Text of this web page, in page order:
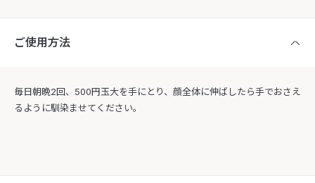
ご使用方法
毎日朝晩2回、500円玉大を手にとり、顔全体に伸ばしたら手でおさえ
るように馴染ませてください。